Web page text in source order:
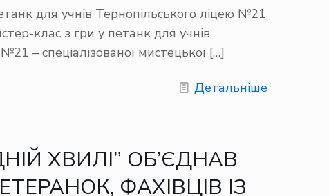
для учнів Тернопільського ліцею №21
клас з гри у петанк для учнів
– спеціалізованої мистецької[…]
Детальніше
ХВИЛІ” ОБ’ЄДНАВ
ФАХІВЦІВ ІЗ